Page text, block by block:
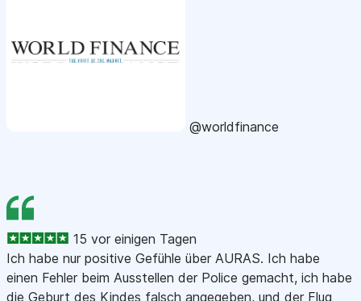
@worldfinance
15 vor einigen Tagen
Ich habe nur positive Gefühle über AURAS. Ich habe
einen Fehler beim Ausstellen der Police gemacht, ich habe
die Geburt des Kindes falsch angegeben, und der Flug